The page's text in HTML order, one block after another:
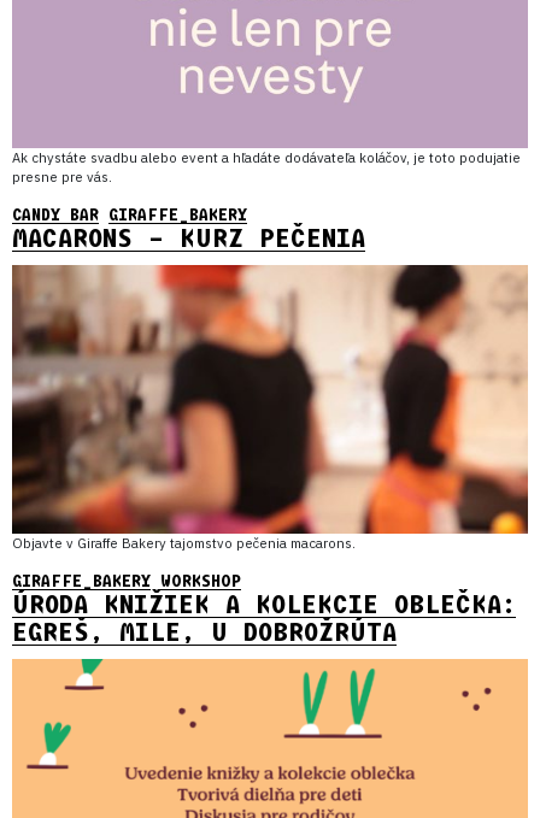
Ak chystáte svadbu alebo event a hľadáte dodávateľa koláčov, je toto podujatie
presne pre vás.
CANDY BAR GIRAFFE_BAKERY
MACARONS – KURZ PEČENIA
Objavte v Giraffe Bakery tajomstvo pečenia macarons.
GIRAFFE_BAKERY WORKSHOP
ÚRODA KNIŽIEK A KOLEKCIE OBLEČKA:
EGREŠ, MILE, U DOBROŽRÚTA